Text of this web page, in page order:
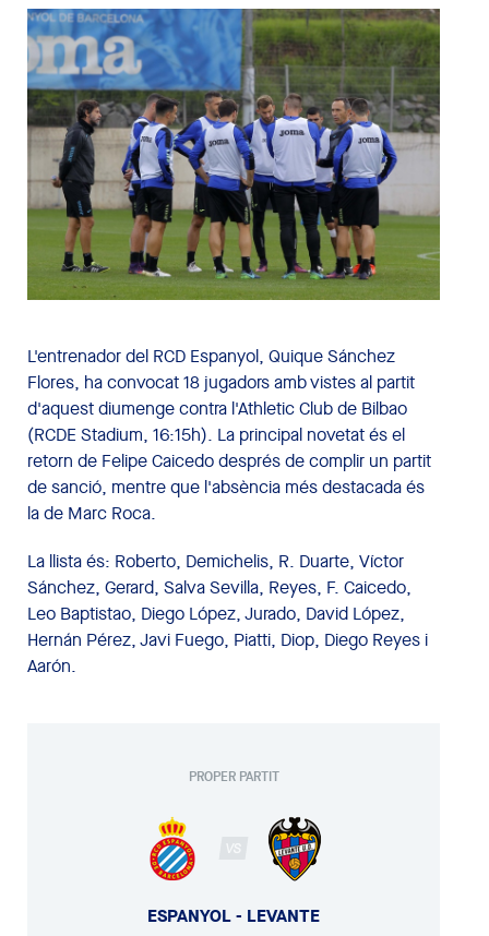
L'entrenador del RCD Espanyol, Quique Sánchez
Flores, ha convocat 18 jugadors amb vistes al partit
d'aquest diumenge contra l'Athletic Club de Bilbao
(RCDE Stadium, 16:15h). La principal novetat és el
retorn de Felipe Caicedo després de complir un partit
de sanció, mentre que l'absència més destacada és
la de Marc Roca.
La llista és: Roberto, Demichelis, R. Duarte, Víctor
Sánchez, Gerard, Salva Sevilla, Reyes, F. Caicedo,
Leo Baptistao, Diego López, Jurado, David López,
Hernán Pérez, Javi Fuego, Piatti, Diop, Diego Reyes i
Aarón.
PROPER PARTIT
VS
ESPANYOL - LEVANTE